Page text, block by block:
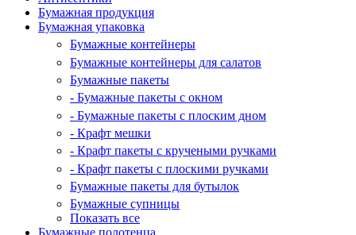
Бумажная продукция
Бумажная упаковка
Бумажные контейнеры
Бумажные контейнеры для салатов
Бумажные пакеты
- Бумажные пакеты с окном
- Бумажные пакеты с плоским дном
- Крафт мешки
- Крафт пакеты с кручеными ручками
- Крафт пакеты с плоскими ручками
Бумажные пакеты для бутылок
Бумажные супницы
Показать все